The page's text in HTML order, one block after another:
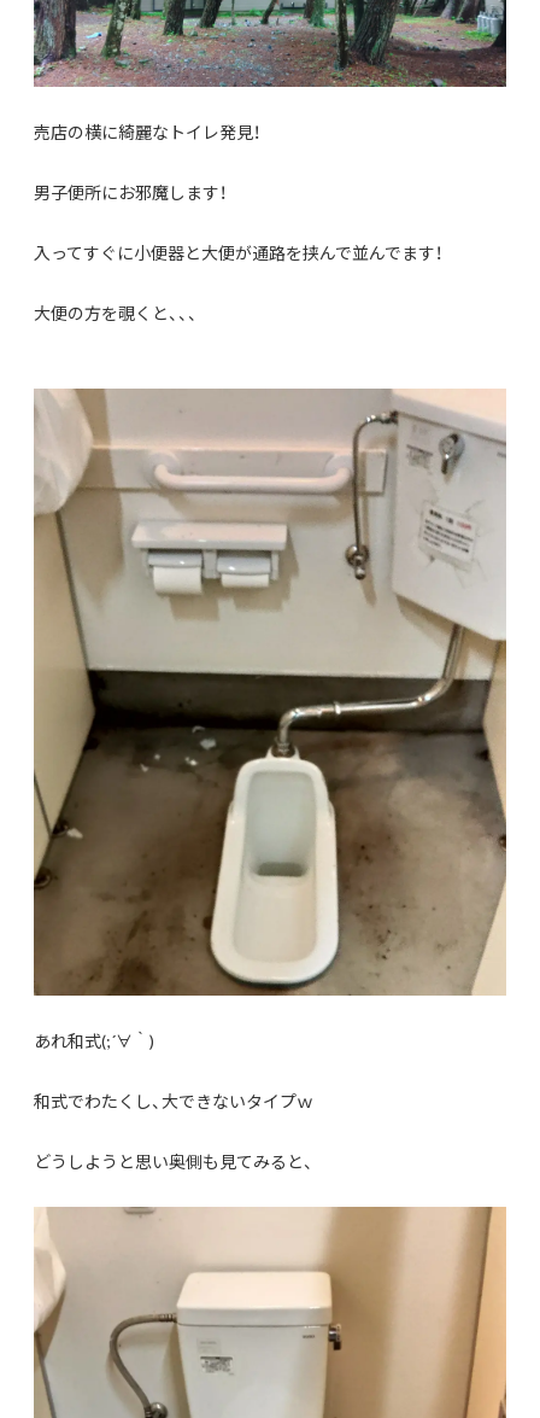
売店の横に綺麗なトイレ発見！
男子便所にお邪魔します！
入ってすぐに小便器と大便が通路を挟んで並んでます！
大便の方を覗くと、、、
あれ和式(;´∀｀)
和式でわたくし、大できないタイプｗ
どうしようと思い奥側も見てみると、